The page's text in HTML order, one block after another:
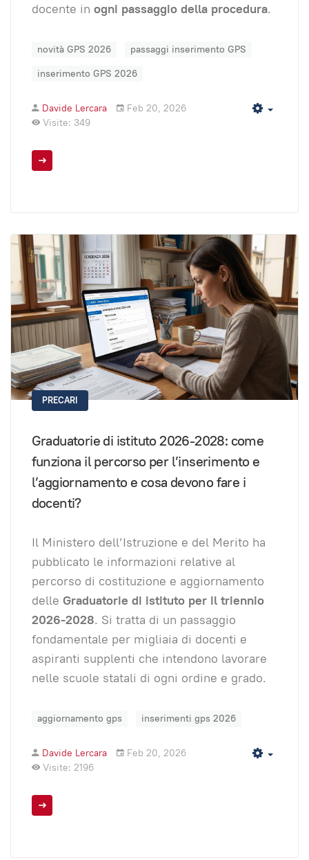
docente in ogni passaggio della procedura.
novità GPS 2026 passaggi inserimento GPS
inserimento GPS 2026
Davide Lercara
Feb 20, 2026
Visite: 349
PRECARI
Graduatorie di istituto 2026-2028: come
funziona il percorso per l’inserimento e
l’aggiornamento e cosa devono fare i
docenti?
Il Ministero dell’Istruzione e del Merito ha
pubblicato le informazioni relative al
percorso di costituzione e aggiornamento
delle Graduatorie di istituto per il triennio
2026-2028. Si tratta di un passaggio
fondamentale per migliaia di docenti e
aspiranti supplenti che intendono lavorare
nelle scuole statali di ogni ordine e grado.
aggiornamento gps inserimenti gps 2026
Davide Lercara
Feb 20, 2026
Visite: 2196